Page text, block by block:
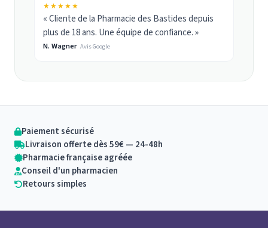
★★★★★
« Cliente de la Pharmacie des Bastides depuis
plus de 18 ans. Une équipe de confiance. »
N. Wagner Avis Google
Paiement sécurisé
Livraison offerte dès 59€ — 24-48h
Pharmacie française agréée
Conseil d'un pharmacien
Retours simples